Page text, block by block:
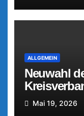
ALLGEMEIN
Neuwahl
Mai 19, 2026